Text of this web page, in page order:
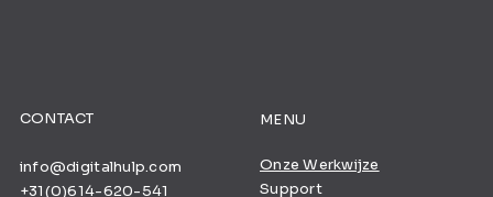
CONTACT
info@digitalhulp.com
+31(0)614-620-541
MENU
Onze Werkwijze
Support